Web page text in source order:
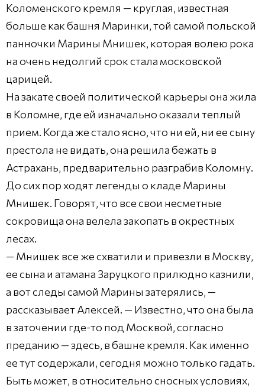
Коломенского кремля — круглая, известная
больше как башня Маринки, той самой польской
панночки Марины Мнишек, которая волею рока
на очень недолгий срок стала московской
царицей.
На закате своей политической карьеры она жила
в Коломне, где ей изначально оказали теплый
прием. Когда же стало ясно, что ни ей, ни ее сыну
престола не видать, она решила бежать в
Астрахань, предварительно разграбив Коломну.
До сих пор ходят легенды о кладе Марины
Мнишек. Говорят, что все свои несметные
сокровища она велела закопать в окрестных
лесах.
— Мнишек все же схватили и привезли в Москву,
ее сына и атамана Заруцкого прилюдно казнили,
а вот следы самой Марины затерялись, —
рассказывает Алексей. — Известно, что она была
в заточении где-то под Москвой, согласно
преданию — здесь, в башне кремля. Как именно
ее тут содержали, сегодня можно только гадать.
Быть может, в относительно сносных условиях,